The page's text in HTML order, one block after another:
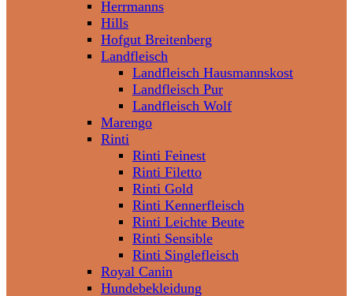
Herrmanns
Hills
Hofgut Breitenberg
Landfleisch
Landfleisch Hausmannskost
Landfleisch Pur
Landfleisch Wolf
Marengo
Rinti
Rinti Feinest
Rinti Filetto
Rinti Gold
Rinti Kennerfleisch
Rinti Leichte Beute
Rinti Sensible
Rinti Singlefleisch
Royal Canin
Hundebekleidung